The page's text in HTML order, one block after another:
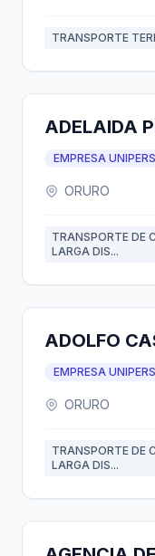
TRANSPORTE
ADELAIDA
EMPRESA
ORURO
TRANSPORTE DE
LARGA DIS...
ADOLFO
EMPRESA
ORURO
TRANSPORTE DE
LARGA DIS...